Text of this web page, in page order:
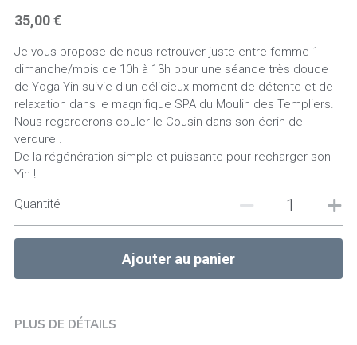
Retraite de Femme en Inde
Rechercher
35,00 €
Je vous propose de nous retrouver juste entre femme 1
dimanche/mois de 10h à 13h pour une séance très douce
de Yoga Yin suivie d'un délicieux moment de détente et de
relaxation dans le magnifique SPA du Moulin des Templiers.
Nous regarderons couler le Cousin dans son écrin de
verdure .
De la régénération simple et puissante pour recharger son
Yin !
Quantité
Ajouter au panier
PLUS DE DÉTAILS